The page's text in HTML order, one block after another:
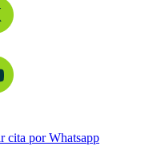
cita por Whatsapp